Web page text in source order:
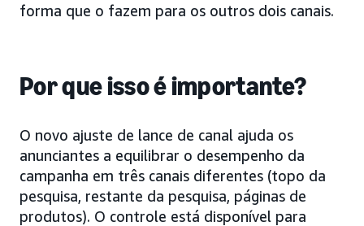
forma que o fazem para os outros dois canais.
Por que isso é importante?
O novo ajuste de lance de canal ajuda os
anunciantes a equilibrar o desempenho da
campanha em três canais diferentes (topo da
pesquisa, restante da pesquisa, páginas de
produtos). O controle está disponível para